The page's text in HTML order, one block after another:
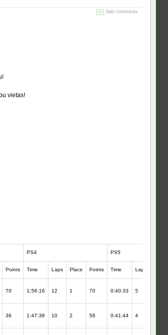
Add comments
vietas!
PS4 PS5
Points Time Laps Place Points Time Laps
70 1:56:16 12 1 70 0:40:33 5
36 1:47:38 10 2 56 0:41:44 4